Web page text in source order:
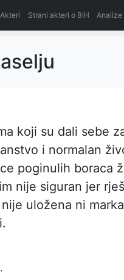
Akteri Strani akteri o BiH Analize
koji su dali sebe
i normalan
poginulih boraca
nije siguran jer
uložena ni